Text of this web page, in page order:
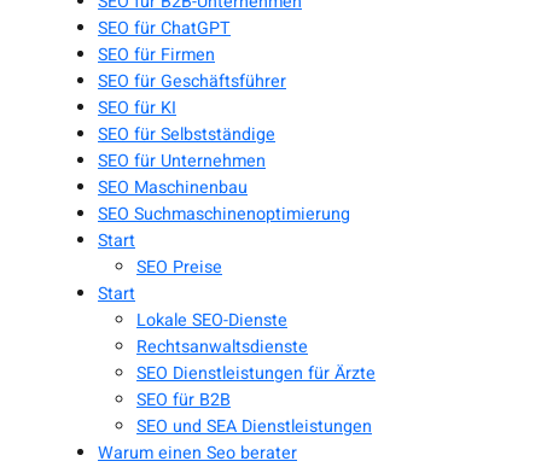
SEO für ChatGPT
SEO für Firmen
SEO für Geschäftsführer
SEO für KI
SEO für Selbstständige
SEO für Unternehmen
SEO Maschinenbau
SEO Suchmaschinenoptimierung
Start
SEO Preise
Start
Lokale SEO-Dienste
Rechtsanwaltsdienste
SEO Dienstleistungen für Ärzte
SEO für B2B
SEO und SEA Dienstleistungen
Warum einen Seo berater